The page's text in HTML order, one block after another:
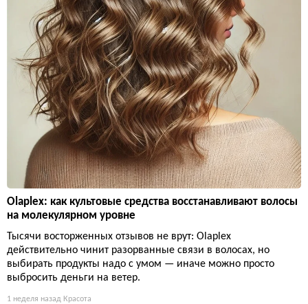
Olaplex: как культовые средства восстанавливают волосы
на молекулярном уровне
Тысячи восторженных отзывов не врут: Olaplex
действительно чинит разорванные связи в волосах, но
выбирать продукты надо с умом — иначе можно просто
выбросить деньги на ветер.
1 неделя назад Красота